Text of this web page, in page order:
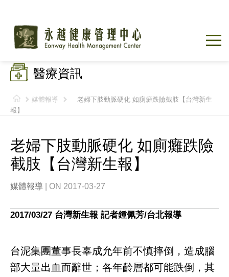
醫療資訊
媒體報導
老婦下肢動脈硬化 如廁癱跌險截肢【台灣新生
報】
老婦下肢動脈硬化 如廁癱跌險
截肢【台灣新生報】
媒體報導 | ON 2017-03-27
2017/03/27 台灣新生報 記者鍾佩芳/台北報導
台泥集團董事長辜成允年前不慎摔倒，造成腦
部大量出血而辭世；各年齡層都可能跌倒，其